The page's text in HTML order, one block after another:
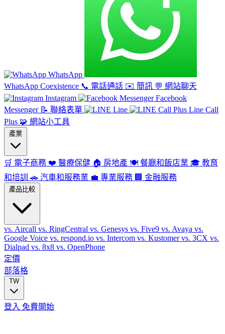
WhatsApp
WhatsApp Coexistence 📞 電話通話 ✉️ 簡訊 💬 網站聊天
Instagram
Facebook
Messenger 📝 聯絡表單 Line
Line Call
Plus 🧩 網站小工具
產業
🛒 電子商務 ❤️ 醫療保健 🏠 房地產 🍽️ 餐廳和飯店業 🎓 教育
和培訓
🚗 汽車和服務業 💼 專業服務 🏢 金融服務
產品比較
vs. Aircall vs. RingCentral vs. Genesys vs. Five9 vs. Avaya vs.
Google Voice vs. respond.io vs. Intercom vs. Kustomervs. 3CX vs.
Dialpad vs. 8x8 vs. OpenPhone
定價
部落格
TW
登入 免費開始